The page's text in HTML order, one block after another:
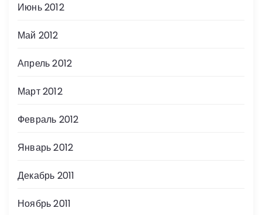
Июнь 2012
Май 2012
Апрель 2012
Март 2012
Февраль 2012
Январь 2012
Декабрь 2011
Ноябрь 2011